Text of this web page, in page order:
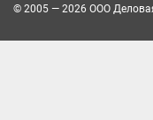
© 2005 — 2026 ООО Деловая